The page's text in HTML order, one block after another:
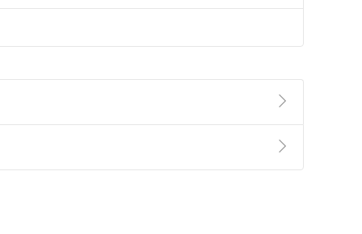
第2條第5款之規定，「非以有形媒介提供之數位